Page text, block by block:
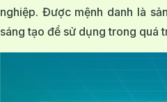
nghiệp. Được mệnh danh là
sáng tạo để sử dụng trong quá